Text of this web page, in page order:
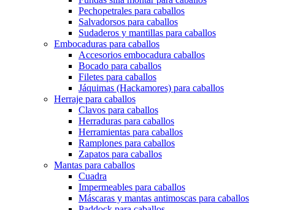
Pechopetrales para caballos
Salvadorsos para caballos
Sudaderos y mantillas para caballos
Embocaduras para caballos
Accesorios embocadura caballos
Bocado para caballos
Filetes para caballos
Jáquimas (Hackamores) para caballos
Herraje para caballos
Clavos para caballos
Herraduras para caballos
Herramientas para caballos
Ramplones para caballos
Zapatos para caballos
Mantas para caballos
Cuadra
Impermeables para caballos
Máscaras y mantas antimoscas para caballos